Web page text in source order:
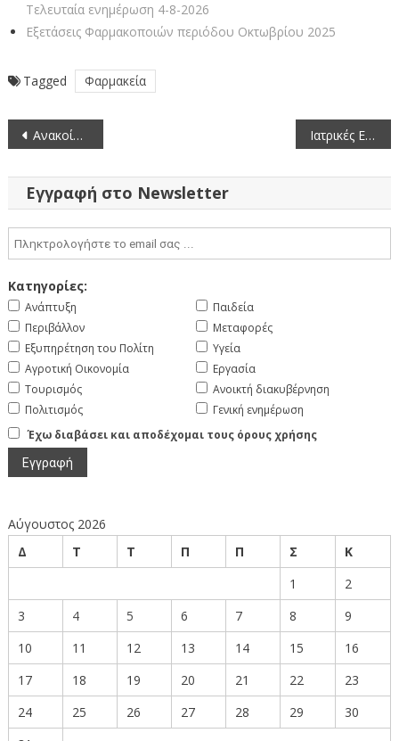
Τελευταία ενημέρωση 4-8-2026
Εξετάσεις Φαρμακοποιών περιόδου Οκτωβρίου 2025
Tagged Φαρμακεία
Πλοήγηση
άρθρων
Ανακοίνωση προκήρυξης θέσης στον Οργανισμό της Ευρωπαϊκής Ένωσης για το Διαστημικό Πρόγραμμα (EUSPA) (19-6-2026) Ιατρικές Ειδικότητες Περιφερειακής Ενότητας Κοζάνης – Τελευταία ενημέρωση 22-6-2026
Εγγραφή στο Newsletter
Κατηγορίες:
Ανάπτυξη
Περιβάλλον
Εξυπηρέτηση του Πολίτη
Αγροτική Οικονομία
Τουρισμός
Πολιτισμός
Παιδεία
Μεταφορές
Υγεία
Εργασία
Ανοικτή διακυβέρνηση
Γενική ενημέρωση
Έχω διαβάσει και αποδέχομαι τους όρους χρήσης
Αύγουστος 2026
Δ
Τ Τ Π Π Σ
Κ
1
2
3
4 5 6 7 8
9
10
11 12 13 14 15
16
17
18 19 20 21 22
23
24
25 26 27 28 29
30